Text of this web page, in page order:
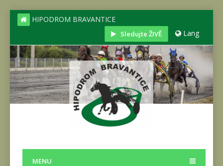
HIPODROM BRAVANTICE
Sledujte ŽIVĚ Lang
MENU